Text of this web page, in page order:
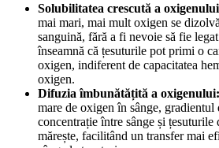
Solubilitatea crescută a
mai mari, mai mult oxigen se
sanguină, fără a fi nevoie să fie
înseamnă că țesuturile pot primi o
oxigen, indiferent de capacitatea
oxigen.
Difuzia îmbunătățită a oxigenului:
mare de oxigen în sânge,
concentrație între sânge și
mărește, facilitând un transfer mai